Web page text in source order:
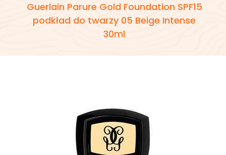
Guerlain Parure Gold Foundation SPF15
podkład do twarzy 05 Beige Intense
30ml